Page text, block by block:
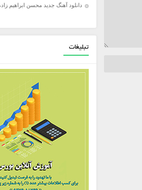
دانلود آهنگ جدید محسن ابراهیم
تبلیغات